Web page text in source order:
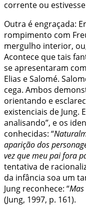
corrente ou
Outra é engraçada:
rompimento com
mergulho interior,
Acontece que tais
se apresentaram
Elias e Salomé.
cega. Ambos
orientando e
existenciais de Jung.
analisando”, e os
conhecidas: “
aparição dos
vez que meu pai fora
tentativa de
da infância soa um
Jung reconhece: “
(Jung, 1997, p. 161).